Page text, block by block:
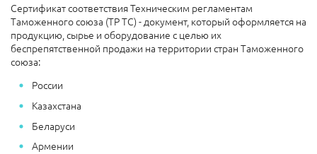
Сертификат соответствия Техническим регламентам
Таможенного союза (ТР ТС) - документ, который оформляется на
продукцию, сырье и оборудование с целью их
беспрепятственной продажи на территории стран Таможенного
союза:
России
Казахстана
Беларуси
Армении